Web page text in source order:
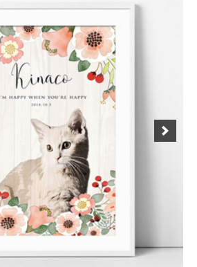
on
2022
年
3
23
日
miki